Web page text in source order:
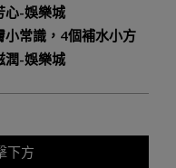
心-娛樂城
常識，4個補水小方
潤-娛樂城
下方